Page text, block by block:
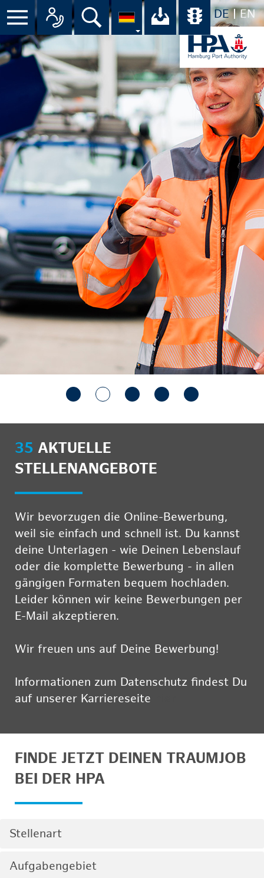
DE EN
Suche Ihr Download-
35 AKTUELLE
STELLENANGEBOTE
Wir bevorzugen die Online-Bewerbung,
weil sie einfach und schnell ist. Du kannst
deine Unterlagen - wie Deinen Lebenslauf
oder die komplette Bewerbung - in allen
gängigen Formaten bequem hochladen.
Leider können wir keine Bewerbungen per
E-Mail akzeptieren.
Wir freuen uns auf Deine Bewerbung!
Informationen zum Datenschutz findest Du
auf unserer Karriereseite
FINDE JETZT DEINEN TRAUMJOB
BEI DER HPA
Stellenart
Aufgabengebiet